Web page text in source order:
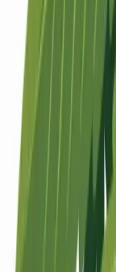
Strains
Standorte